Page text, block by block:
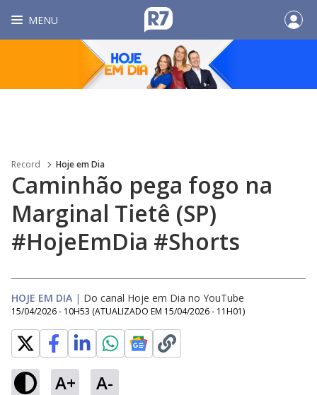
MENU
Record Hoje em Dia
Caminhão pega fogo na
Marginal Tietê (SP)
#HojeEmDia #Shorts
HOJE EM DIA | Do canal Hoje em Dia no YouTube
15/04/2026 - 10H53 (ATUALIZADO EM 15/04/2026 - 11H01)
A+ A-